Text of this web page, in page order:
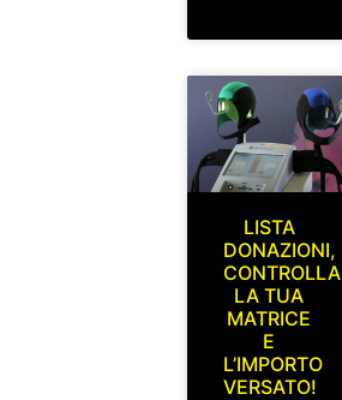
LISTA
DONAZIONI,
CONTROLLA
LA TUA
MATRICE
E
L’IMPORTO
VERSATO!